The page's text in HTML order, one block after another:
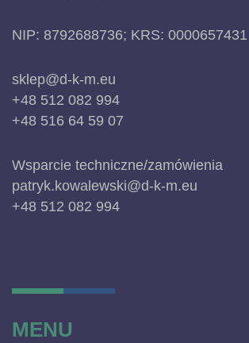
NIP: 8792688736; KRS: 0000657431
sklep@d-k-m.eu
+48 512 082 994
+48 516 64 59 07
Wsparcie techniczne/zamówienia
patryk.kowalewski@d-k-m.eu
+48 512 082 994
MENU